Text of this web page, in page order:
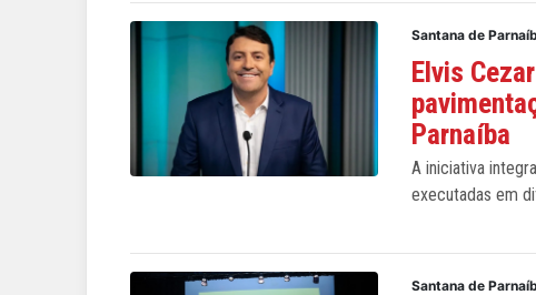
Santana de
Elvis
Parnaíba
A iniciativa
executadas em
Santana de